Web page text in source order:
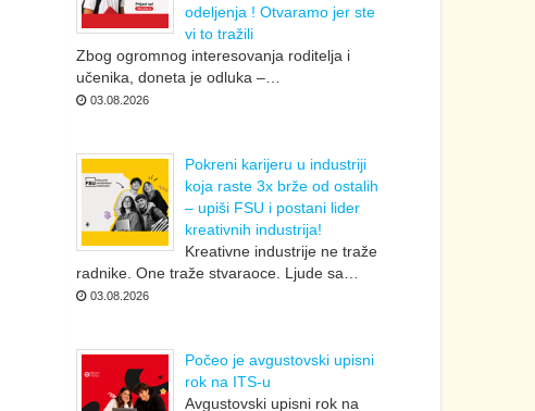
odeljenja ! Otvaramo jer ste
vi to tražili
Zbog ogromnog interesovanja roditelja i
učenika, doneta je odluka –…
03.08.2026
Pokreni karijeru u industriji
koja raste 3x brže od ostalih
– upiši FSU i postani lider
kreativnih industrija!
Kreativne industrije ne traže
radnike. One traže stvaraoce. Ljude sa…
03.08.2026
Počeo je avgustovski upisni
rok na ITS-u
Avgustovski upisni rok na